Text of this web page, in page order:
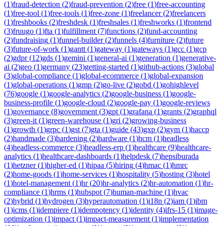
(1)fraud-detection (2)fraud-prevention (2)free (1)free-accounting
(1)free-tool (1)free-tools (1)free-zone (1)freelancer(2)freelancers
(1)freshbooks (2)freshdesk (1)freshsales (1)freshworks (1)frontend
(3)fruugo (1)fta (1)fulfillment (7)functions (2)fund-accounting
(2)fundraising (1)funnel-builder(2)funnels (4)furniture (2)future
(3)future-of-work (1)gantt (1)gateway (1)gateways (1)gcc (1)gcp
(2)gdpr(12)gds (1)gemini (1)general-ai (1)generation (1)generative-
ai (2)geo (1)germany (23)getting-started (1)github-actions (3)global
(3)global-compliance (1)global-ecommerce (1)global-expansion
(1)global-operations (1)gmp (2)go-live (2)gobd (1)gohighlevel
(76)google (1)google-analytics (2)google-business (1)google-
business-profile (1)google-cloud (2)google-pay (1)google-reviews
(1)governance (8)government (3)gpt (1)grafana (1)grants (2)graphql
(3)green-it (1)green-warehouse (1)gri (2)growing-business
(1)growth (1)grpc (1)gst (7)gta (1)guide (43)gxp (2)gym (1)haccp
(2)handmade (3)hardening (2)hardware (1)hcm (1)headless
(4)headless-commerce (3)headless-erp (1)healthcare (9)healthcare-
analytics (1)healthcare-dashboards (1)helpdesk (7)hepsiburada
(1)hetzner(1)higher-ed (1)hipaa (5)hiring (4)hmac (1)hmrc
(2)home-goods (1)home-services (1)hospitality (5)hosting (3)hotel
(1)hotel-management (1)hr(20)hr-analytics (2)hr-automation (1)hr-
compliance (1)hrms (1)hubspot (7)human-machine (1)hvac
(2)hybrid (1)hydrogen (3)hyperautomation (1)i18n (2)iam (1)ibm
(1)icms (1)idempiere (1)idempotency (1)identity (4)ifrs-15 (1)image-
optimization (1)impact (1)impact-measurement (1)implementation